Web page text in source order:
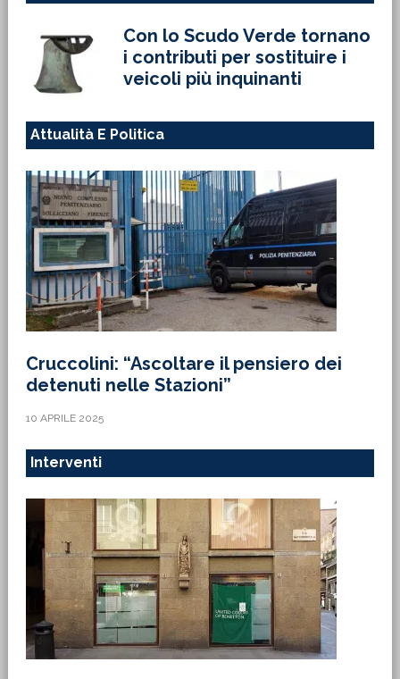
Con lo Scudo Verde tornano
i contributi per sostituire i
veicoli più inquinanti
Attualità E Politica
Cruccolini: “Ascoltare il pensiero dei
detenuti nelle Stazioni”
10 APRILE 2025
Interventi